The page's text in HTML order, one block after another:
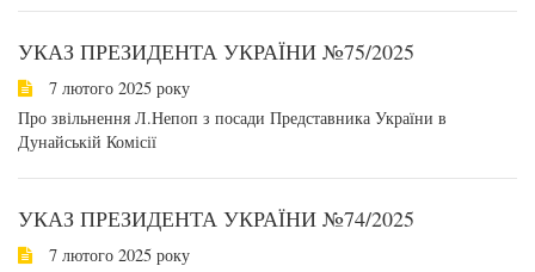
УКАЗ ПРЕЗИДЕНТА УКРАЇНИ №75/2025
7 лютого 2025 року
Про звільнення Л.Непоп з посади Представника України в
Дунайській Комісії
УКАЗ ПРЕЗИДЕНТА УКРАЇНИ №74/2025
7 лютого 2025 року